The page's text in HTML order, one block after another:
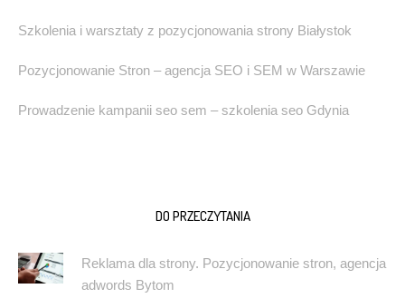
Szkolenia i warsztaty z pozycjonowania strony Białystok
Pozycjonowanie Stron – agencja SEO i SEM w Warszawie
Prowadzenie kampanii seo sem – szkolenia seo Gdynia
DO PRZECZYTANIA
Reklama dla strony. Pozycjonowanie stron, agencja
adwords Bytom